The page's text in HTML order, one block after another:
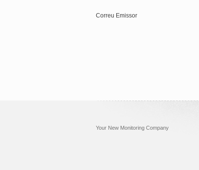
Correu Emissor
Your New Monitoring Company